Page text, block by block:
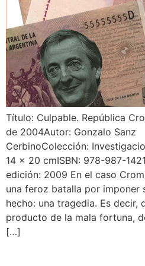
Título: Culpable. República
de 2004Autor: Gonzalo Sanz
CerbinoColección:
14 x 20 cmISBN: 978-987-
edición: 2009 En el caso
una feroz batalla por imponer
hecho: una tragedia. Es decir,
producto de la mala fortuna,
[…]